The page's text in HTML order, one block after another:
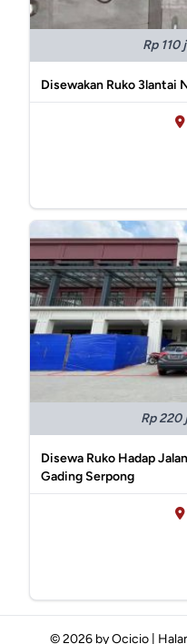
Rp 110
Disewakan Ruko 3lantai
Rp 220
Disewa Ruko Hadap
Gading Serpong
© 2026 byOcicio